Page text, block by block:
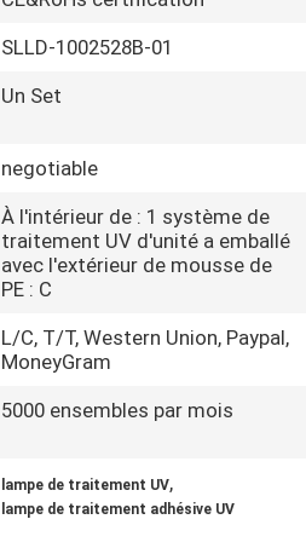
SLLD-1002528B-01
Un Set
negotiable
À l'intérieur de : 1 système de
traitement UV d'unité a emballé
avec l'extérieur de mousse de
PE : C
L/C, T/T, Western Union, Paypal,
MoneyGram
5000 ensembles par mois
lampe de traitement UV,
lampe de traitement adhésive UV